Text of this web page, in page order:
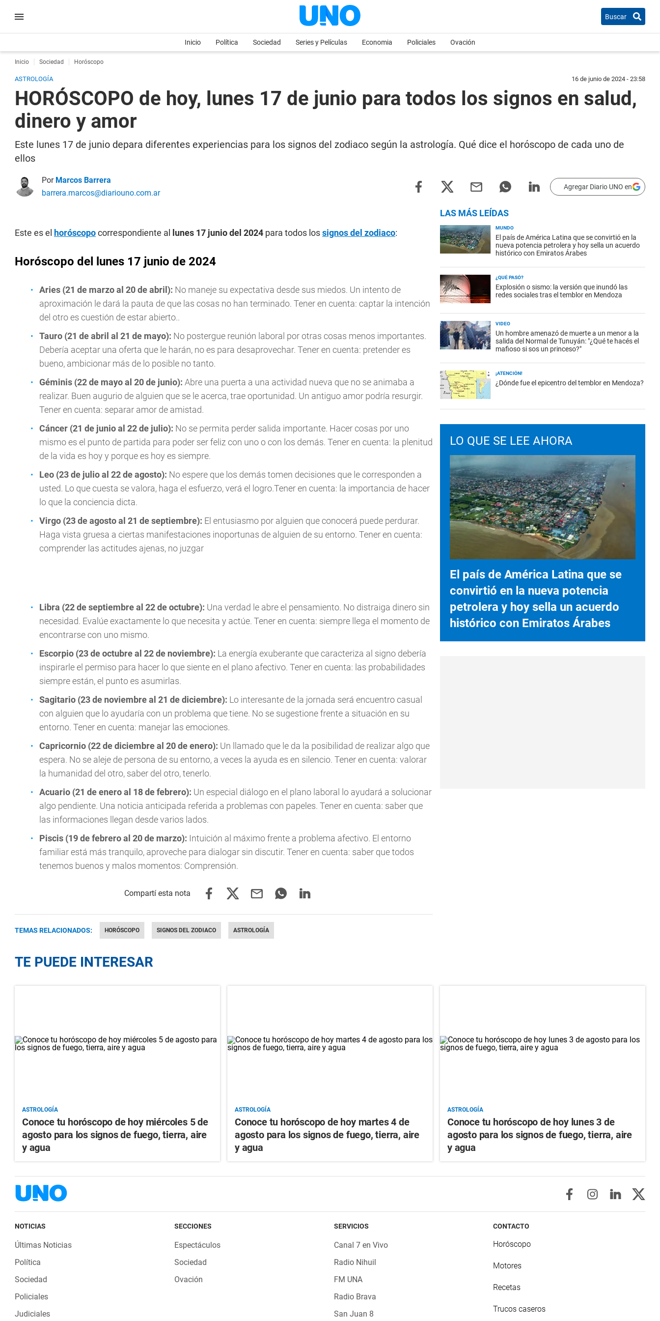
Buscar
Inicio Política Sociedad Series y Películas Economia Policiales Ovación
Inicio Sociedad Horóscopo
ASTROLOGÍA 16 de junio de 2024 - 23:58
HORÓSCOPO de hoy, lunes 17 de junio para todos los signos en salud,
dinero y amor
Este lunes 17 de junio depara diferentes experiencias para los signos del zodiaco según la astrología. Qué dice el horóscopo de cada uno de
ellos
Por Marcos Barrera
barrera.marcos@diariouno.com.ar
Agregar Diario UNO en
Este es el horóscopocorrespondiente al lunes 17 junio del 2024 para todos lossignos del zodiaco:
Horóscopo del lunes 17 junio de 2024
Aries (21 de marzo al 20 de abril): No maneje su expectativa desde sus miedos. Un intento de
aproximación le dará la pauta de que las cosas no han terminado. Tener en cuenta: captar la intención
del otro es cuestión de estar abierto..
Tauro (21 de abril al 21 de mayo): No postergue reunión laboral por otras cosas menos importantes.
Debería aceptar una oferta que le harán, no es para desaprovechar. Tener en cuenta: pretender es
bueno, ambicionar más de lo posible no tanto.
Géminis (22 de mayo al 20 de junio): Abre una puerta a una actividad nueva que no se animaba a
realizar. Buen augurio de alguien que se le acerca, trae oportunidad. Un antiguo amor podría resurgir.
Tener en cuenta: separar amor de amistad.
Cáncer (21 de junio al 22 de julio): No se permita perder salida importante. Hacer cosas por uno
mismo es el punto de partida para poder ser feliz con uno o con los demás. Tener en cuenta: la plenitud
de la vida es hoy y porque es hoy es siempre.
Leo (23 de julio al 22 de agosto): No espere que los demás tomen decisiones que le corresponden a
usted. Lo que cuesta se valora, haga el esfuerzo, verá el logro.Tener en cuenta: la importancia de hacer
lo que la conciencia dicta.
Virgo (23 de agosto al 21 de septiembre): El entusiasmo por alguien que conocerá puede perdurar.
Haga vista gruesa a ciertas manifestaciones inoportunas de alguien de su entorno. Tener en cuenta:
comprender las actitudes ajenas, no juzgar
Libra (22 de septiembre al 22 de octubre): Una verdad le abre el pensamiento. No distraiga dinero sin
necesidad. Evalúe exactamente lo que necesita y actúe. Tener en cuenta: siempre llega el momento de
encontrarse con uno mismo.
Escorpio (23 de octubre al 22 de noviembre): La energía exuberante que caracteriza al signo debería
inspirarle el permiso para hacer lo que siente en el plano afectivo. Tener en cuenta: las probabilidades
siempre están, el punto es asumirlas.
Sagitario (23 de noviembre al 21 de diciembre): Lo interesante de la jornada será encuentro casual
con alguien que lo ayudaría con un problema que tiene. No se sugestione frente a situación en su
entorno. Tener en cuenta: manejar las emociones.
Capricornio (22 de diciembre al 20 de enero): Un llamado que le da la posibilidad de realizar algo que
espera. No se aleje de persona de su entorno, a veces la ayuda es en silencio. Tener en cuenta: valorar
la humanidad del otro, saber del otro, tenerlo.
Acuario (21 de enero al 18 de febrero): Un especial diálogo en el plano laboral lo ayudará a solucionar
algo pendiente. Una noticia anticipada referida a problemas con papeles. Tener en cuenta: saber que
las informaciones llegan desde varios lados.
Piscis (19 de febrero al 20 de marzo): Intuición al máximo frente a problema afectivo. El entorno
familiar está más tranquilo, aproveche para dialogar sin discutir. Tener en cuenta: saber que todos
tenemos buenos y malos momentos: Comprensión.
TEMAS RELACIONADOS: HORÓSCOPO SIGNOS DEL ZODIACO ASTROLOGÍA
LAS MÁS LEÍDAS
MUNDO
El país de América Latina que se convirtió en la
nueva potencia petrolera y hoy sella un acuerdo
histórico con Emiratos Árabes
¿QUÉ PASÓ?
Explosión o sismo: la versión que inundó las
redes sociales tras el temblor en Mendoza
VIDEO
Un hombre amenazó de muerte a un menor a la
salida del Normal de Tunuyán: "¿Qué te hacés el
mafioso si sos un princeso?"
¡ATENCIÓN!
¿Dónde fue el epicentro del temblor en Mendoza?
LO QUE SE LEE AHORA
El país de América Latina que se
convirtió en la nueva potencia
petrolera y hoy sella un acuerdo
histórico con Emiratos Árabes
TE PUEDE INTERESAR
ASTROLOGÍA
Conoce tu horóscopo de hoy miércoles 5 de
agosto para los signos de fuego, tierra, aire
y agua
ASTROLOGÍA
Conoce tu horóscopo de hoy martes 4 de
agosto para los signos de fuego, tierra, aire
y agua
ASTROLOGÍA
Conoce tu horóscopo de hoy lunes 3 de
agosto para los signos de fuego, tierra, aire
y agua
NOTICIAS
Últimas Noticias
Política
Sociedad
Policiales
Judiciales
SECCIONES
Espectáculos
Sociedad
Ovación
SERVICIOS
Canal 7 en Vivo
Radio Nihuil
FM UNA
Radio Brava
San Juan 8
CONTACTO
Horóscopo
Motores
Recetas
Trucos caseros